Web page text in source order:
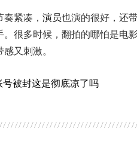
紧凑， 演员也演的很好，还
很多时候，翻拍的哪怕是电
又刺激。
被封这是彻底凉了吗